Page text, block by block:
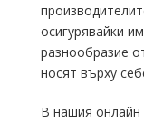
осигурявайки
разнообразие
носят върху
В нашия онлайн